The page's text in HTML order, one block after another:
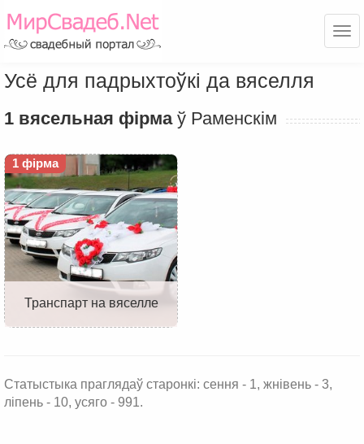
Усё для падрыхтоўкі да вяселля
1 вясельная фірмаў Раменскім
1 фірма
Транспарт на вяселле
Статыстыка праглядаў старонкі: сення - 1, жнівень - 3,
ліпень - 10, усяго - 991.